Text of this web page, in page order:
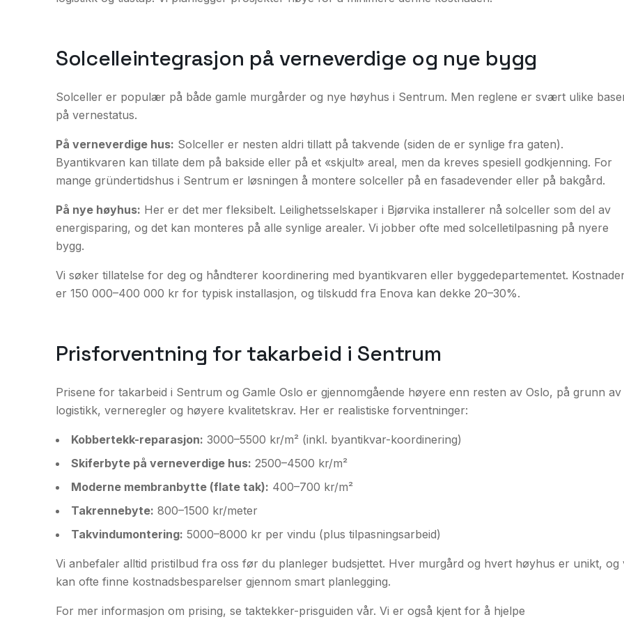
Solcelleintegrasjon på verneverdige og nye bygg
Solceller er populær på både gamle murgårder og nye høyhus i Sentrum. Men reglene er svært ulike
på vernestatus.
På verneverdige hus: Solceller er nesten aldri tillatt på takvende (siden de er synlige fra gaten).
Byantikvaren kan tillate dem på bakside eller på et «skjult» areal, men da kreves spesiell godkjenning. For
mange gründertidshus i Sentrum er løsningen å montere solceller på en fasadevender eller på bakgård.
På nye høyhus: Her er det mer fleksibelt. Leilighetsselskaper i Bjørvika installerer nå solceller som del av
energisparing, og det kan monteres på alle synlige arealer. Vi jobber ofte med solcelletilpasning på nyere
bygg.
Vi søker tillatelse for deg og håndterer koordinering med byantikvaren eller byggedepartementet.
er 150 000–400 000 kr for typisk installasjon, og tilskudd fra Enova kan dekke 20–30%.
Prisforventning for takarbeid i Sentrum
Prisene for takarbeid i Sentrum og Gamle Oslo er gjennomgående høyere enn resten av Oslo, på grunn av
logistikk, verneregler og høyere kvalitetskrav. Her er realistiske forventninger:
Kobbertekk-reparasjon: 3000–5500 kr/m² (inkl. byantikvar-koordinering)
Skiferbyte på verneverdige hus: 2500–4500 kr/m²
Moderne membranbytte (flate tak): 400–700 kr/m²
Takrennebyte: 800–1500 kr/meter
Takvindumontering: 5000–8000 kr per vindu (plus tilpasningsarbeid)
Vi anbefaler alltid pristilbud fra oss før du planleger budsjettet. Hver murgård og hvert høyhus er unikt, og
kan ofte finne kostnadsbesparelser gjennom smart planlegging.
For mer informasjon om prising, se taktekker-prisguiden vår. Vi er også kjent for å hjelpe